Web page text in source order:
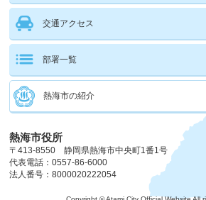
交通アクセス
部署一覧
熱海市の紹介
熱海市役所
〒413-8550 静岡県熱海市中央町1番1号
代表電話：0557-86-6000
法人番号：8000020222054